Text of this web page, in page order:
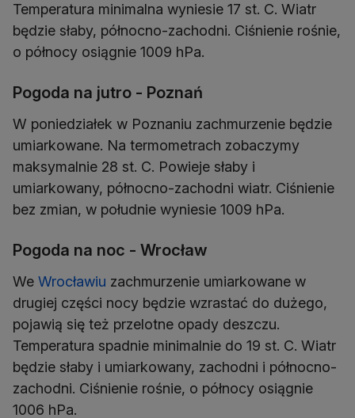
Temperatura minimalna wyniesie 17 st. C. Wiatr
będzie słaby, północno-zachodni. Ciśnienie rośnie,
Pogoda na jutro - Poznań
W poniedziałek w Poznaniu zachmurzenie będzie
umiarkowane. Na termometrach zobaczymy
maksymalnie 28 st. C. Powieje słaby i
umiarkowany, północno-zachodni wiatr. Ciśnienie
Pogoda na noc - Wrocław
We Wrocławiu zachmurzenie umiarkowane w
drugiej części nocy będzie wzrastać do dużego,
pojawią się też przelotne opady deszczu.
Temperatura spadnie minimalnie do 19 st. C. Wiatr
będzie słaby i umiarkowany, zachodni i północno-
zachodni. Ciśnienie rośnie, o północy osiągnie